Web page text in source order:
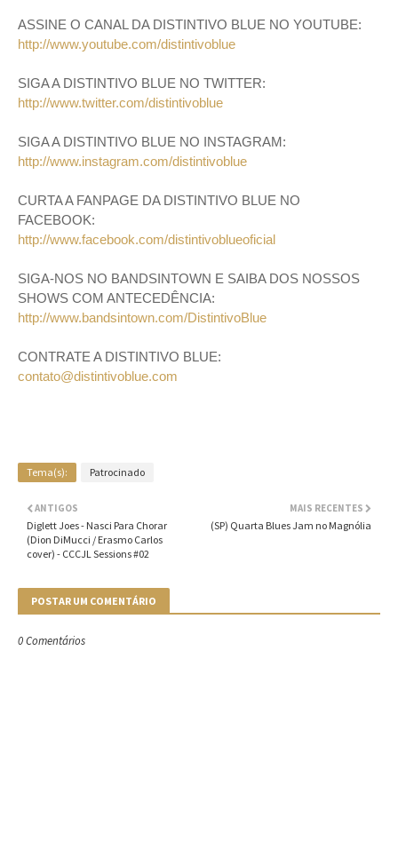
ASSINE O CANAL DA DISTINTIVO BLUE NO YOUTUBE:
http://www.youtube.com/distintivoblue
SIGA A DISTINTIVO BLUE NO TWITTER:
http://www.twitter.com/distintivoblue
SIGA A DISTINTIVO BLUE NO INSTAGRAM:
http://www.instagram.com/distintivoblue
CURTA A FANPAGE DA DISTINTIVO BLUE NO
FACEBOOK:
http://www.facebook.com/distintivoblueoficial
SIGA-NOS NO BANDSINTOWN E SAIBA DOS NOSSOS
SHOWS COM ANTECEDÊNCIA:
http://www.bandsintown.com/DistintivoBlue
CONTRATE A DISTINTIVO BLUE:
contato@distintivoblue.com
Tema(s): Patrocinado
MAIS RECENTES
(SP) Quarta Blues Jam no Magnólia
ANTIGOS
Diglett Joes - Nasci Para Chorar
(Dion DiMucci / Erasmo Carlos
cover) - CCCJL Sessions #02
POSTAR UM COMENTÁRIO
0 Comentários